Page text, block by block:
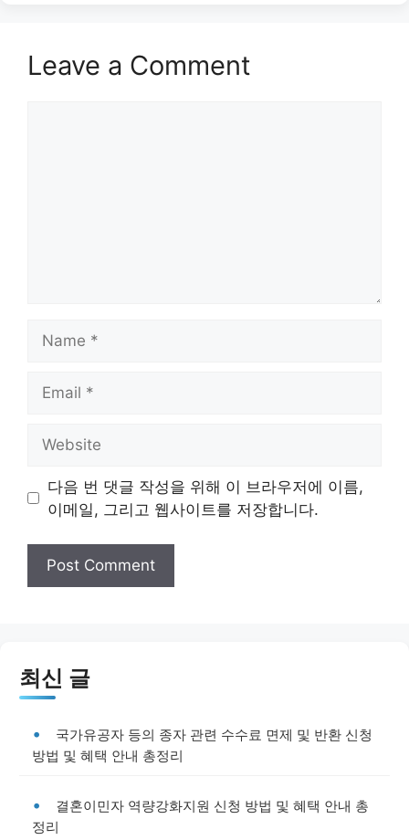
Leave a Comment
다음 번 댓글 작성을 위해 이 브라우저에 이름,
이메일, 그리고 웹사이트를 저장합니다.
최신 글
국가유공자 등의 종자 관련 수수료 면제 및 반환 신청
방법 및 혜택 안내 총정리
결혼이민자 역량강화지원 신청 방법 및 혜택 안내 총
정리